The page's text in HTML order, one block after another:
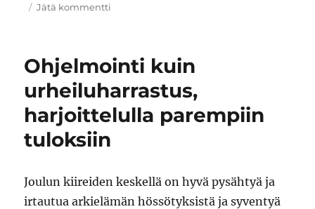
Jätä kommentti
Ohjelmointi kuin
urheiluharrastus,
harjoittelulla parempiin
tuloksiin
Joulun kiireiden keskellä on hyvä pysähtyä ja
irtautua arkielämän hössötyksistä ja syventyä